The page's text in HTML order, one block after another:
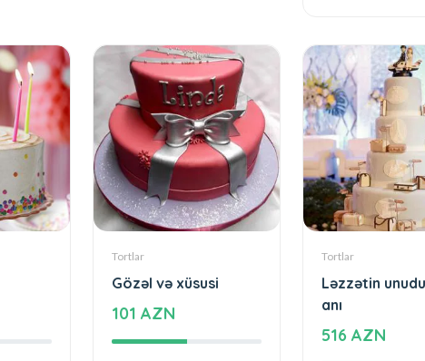
Tortlar
Gözəl və xüsusi
101 AZN
Tortlar
Ləzzətin
anı
516 AZN